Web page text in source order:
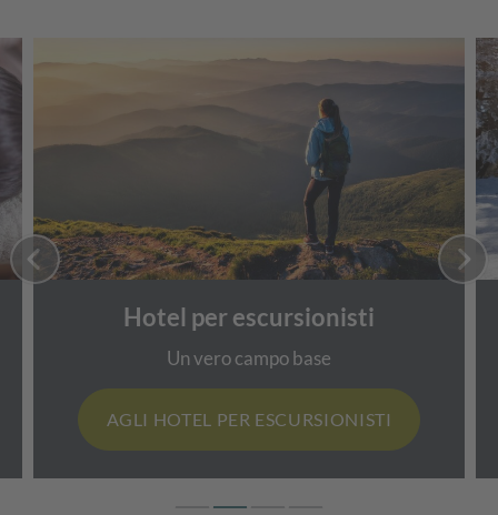
Hotel per escursionisti
Un vero campo base
AGLI HOTEL PER ESCURSIONISTI